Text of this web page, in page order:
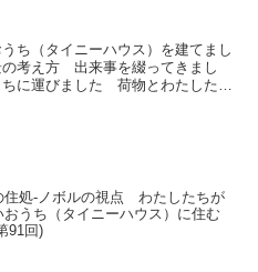
（タイニーハウス）を建てまし
考え方 出来事を綴ってきまし
に運びました 荷物とわたしたち
住処-ノボルの視点 わたしたちが
おうち（タイニーハウス）に住む
91回)